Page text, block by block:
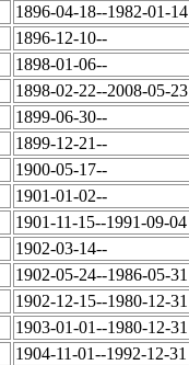
1896-04-18--1982-01-14
1896-12-10--
1898-01-06--
1898-02-22--2008-05-23
1899-06-30--
1899-12-21--
1900-05-17--
1901-01-02--
1901-11-15--1991-09-04
1902-03-14--
1902-05-24--1986-05-31
1902-12-15--1980-12-31
1903-01-01--1980-12-31
1904-11-01--1992-12-31